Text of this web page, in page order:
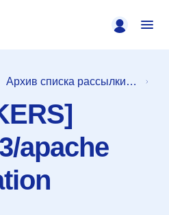
Архив списка рассылки [pgsql-general]
apache